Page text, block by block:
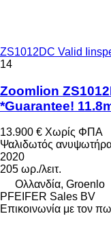
ZS1012DC Valid
14
Zoomlion
*Guarantee!
13.900 € Χωρίς ΦΠΑ
Ψαλιδωτός
2020
205 ωρ./λειτ.
Ολλανδία, Groenlo
PFEIFER Sales BV
Επικοινωνία με τον